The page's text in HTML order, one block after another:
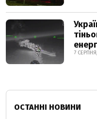
7
ОСТАННІ НОВИНИ